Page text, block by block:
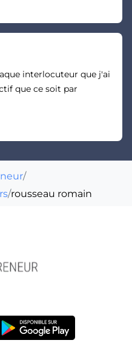
interlocuteur que j'ai
que ce soit par
/
/rousseau romain